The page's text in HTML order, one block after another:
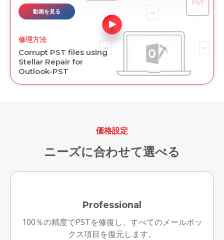
動画を見る
修理方法
Corrupt PST files using
Stellar Repair for
Outlook-PST
価格設定
ニーズに合わせて選べる
Professional
100％の精度でPSTを修復し、すべてのメールボッ
クス項目を復元します。